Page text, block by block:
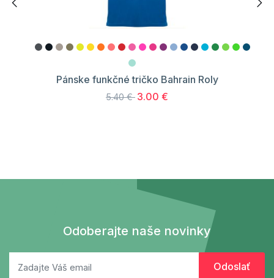
Pánske funkčné tričko Bahrain Roly
5.40 € 3.00 €
Odoberajte naše novinky